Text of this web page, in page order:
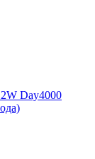
Day4000